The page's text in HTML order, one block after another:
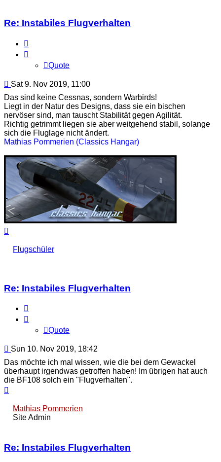
Re: Instabiles Flugverhalten
Quote
Post
Sat 9. Nov 2019, 11:00
Das sind keine Cessnas, sondern Warbirds!
Liegt in der Natur des Designs, dass sie ein bischen
nervöser sind, man tauscht Stabilität gegen Agilität.
Richtig getrimmt liegen sie aber weitgehend stabil, solange
sich die Fluglage nicht ändert.
Mathias Pommerien (Classics Hangar)
Flugschüler
Re: Instabiles Flugverhalten
Quote
Post
Sun 10. Nov 2019, 18:42
Das möchte ich mal wissen, wie die bei dem Gewackel
überhaupt irgendwas getroffen haben! Im übrigen hat auch
die BF108 solch ein "Flugverhalten".
Mathias Pommerien
Site Admin
Re: Instabiles Flugverhalten